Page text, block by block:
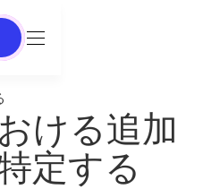
ける追加
定する